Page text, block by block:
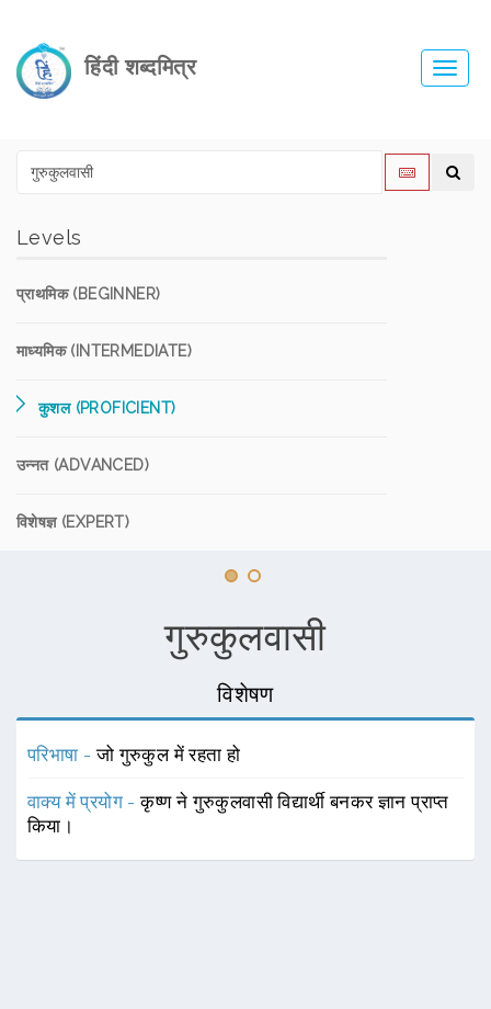
हिंदी शब्दमित्र
Levels
प्राथमिक (BEGINNER)
माध्यमिक (INTERMEDIATE)
कुशल (PROFICIENT)
उन्नत (ADVANCED)
विशेषज्ञ (EXPERT)
गुरुकुलवासी
विशेषण
परिभाषा -जो गुरुकुल में रहता हो
वाक्य में प्रयोग -कृष्ण ने गुरुकुलवासी विद्यार्थी बनकर ज्ञान प्राप्त
किया।